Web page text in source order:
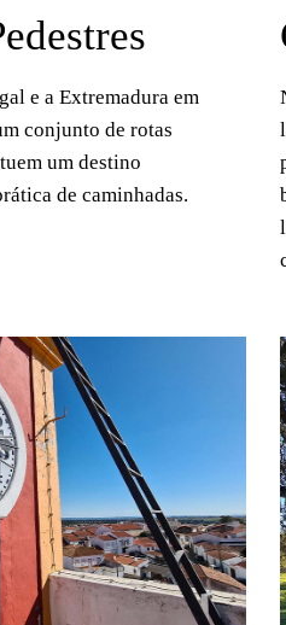
e a Extremadura em
conjunto de rotas
um destino
de caminhadas.